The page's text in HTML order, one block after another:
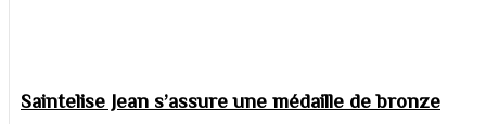
Saintelise Jean s’assure une médaille de bronze